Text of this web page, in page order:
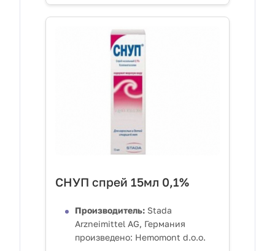
СНУП спрей 15мл 0,1%
Производитель: Stada
Arzneimittel AG, Германия
произведено: Hemomont d.o.o.